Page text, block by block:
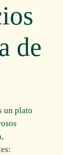
de
un plato